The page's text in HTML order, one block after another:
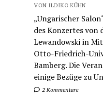
VON ILDIKO KÜHN
„Ungarischer
des Konzertes von
Lewandowski in
Otto-Friedrich-
Bamberg. Die
einige Bezüge zu
2 Kommentare